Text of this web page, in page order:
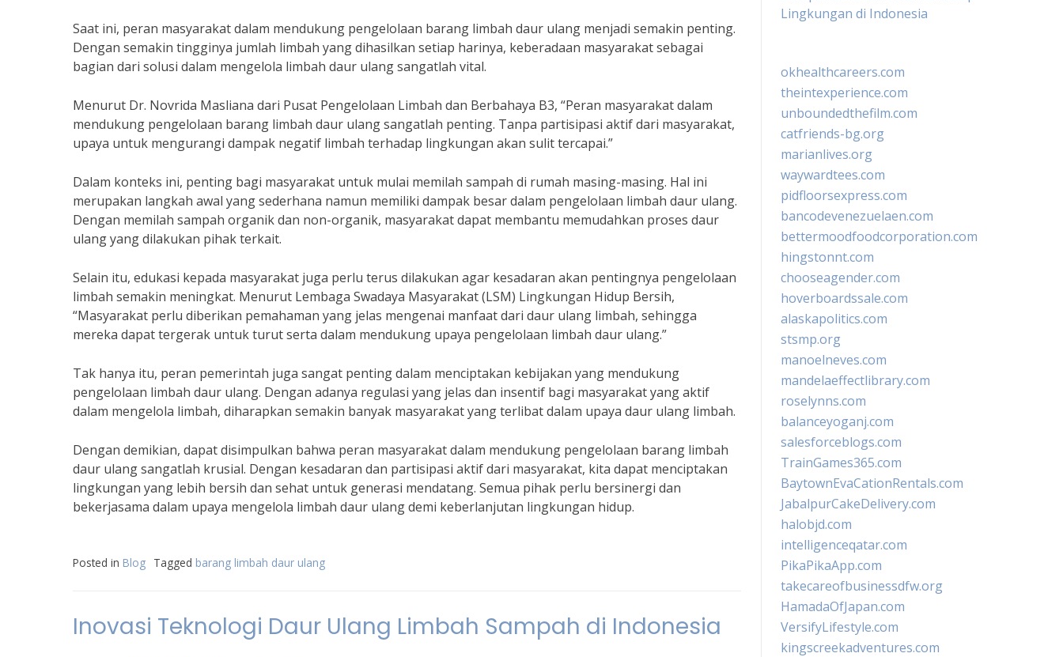
Saat ini, peran masyarakat dalam mendukung pengelolaan barang limbah daur ulang menjadi semakin penting.
Dengan semakin tingginya jumlah limbah yang dihasilkan setiap harinya, keberadaan masyarakat sebagai
bagian dari solusi dalam mengelola limbah daur ulang sangatlah vital.
Menurut Dr. Novrida Masliana dari Pusat Pengelolaan Limbah dan Berbahaya B3, “Peran masyarakat dalam
mendukung pengelolaan barang limbah daur ulang sangatlah penting. Tanpa partisipasi aktif dari masyarakat,
upaya untuk mengurangi dampak negatif limbah terhadap lingkungan akan sulit tercapai.”
Dalam konteks ini, penting bagi masyarakat untuk mulai memilah sampah di rumah masing-masing. Hal ini
merupakan langkah awal yang sederhana namun memiliki dampak besar dalam pengelolaan limbah daur ulang.
Dengan memilah sampah organik dan non-organik, masyarakat dapat membantu memudahkan proses daur
ulang yang dilakukan pihak terkait.
Selain itu, edukasi kepada masyarakat juga perlu terus dilakukan agar kesadaran akan pentingnya pengelolaan
limbah semakin meningkat. Menurut Lembaga Swadaya Masyarakat (LSM) Lingkungan Hidup Bersih,
“Masyarakat perlu diberikan pemahaman yang jelas mengenai manfaat dari daur ulang limbah, sehingga
mereka dapat tergerak untuk turut serta dalam mendukung upaya pengelolaan limbah daur ulang.”
Tak hanya itu, peran pemerintah juga sangat penting dalam menciptakan kebijakan yang mendukung
pengelolaan limbah daur ulang. Dengan adanya regulasi yang jelas dan insentif bagi masyarakat yang aktif
dalam mengelola limbah, diharapkan semakin banyak masyarakat yang terlibat dalam upaya daur ulang limbah.
Dengan demikian, dapat disimpulkan bahwa peran masyarakat dalam mendukung pengelolaan barang limbah
daur ulang sangatlah krusial. Dengan kesadaran dan partisipasi aktif dari masyarakat, kita dapat menciptakan
lingkungan yang lebih bersih dan sehat untuk generasi mendatang. Semua pihak perlu bersinergi dan
bekerjasama dalam upaya mengelola limbah daur ulang demi keberlanjutan lingkungan hidup.
Posted in Blog Tagged barang limbah daur ulang
Inovasi Teknologi Daur Ulang Limbah Sampah di Indonesia
Lingkungan di Indonesia
okhealthcareers.com
theintexperience.com
unboundedthefilm.com
catfriends-bg.org
marianlives.org
waywardtees.com
pidfloorsexpress.com
bancodevenezuelaen.com
bettermoodfoodcorporation.com
hingstonnt.com
chooseagender.com
hoverboardssale.com
alaskapolitics.com
stsmp.org
manoelneves.com
mandelaeffectlibrary.com
roselynns.com
balanceyoganj.com
salesforceblogs.com
TrainGames365.com
BaytownEvaCationRentals.com
JabalpurCakeDelivery.com
halobjd.com
intelligenceqatar.com
PikaPikaApp.com
takecareofbusinessdfw.org
HamadaOfJapan.com
VersifyLifestyle.com
kingscreekadventures.com